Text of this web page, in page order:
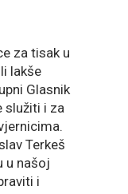
za tisak u
lakše
Glasnik
služiti i za
Terkeš
u našoj
i